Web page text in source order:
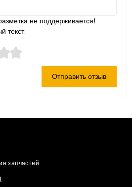
не поддерживается!
текст.
Отправить отзыв
запчастей